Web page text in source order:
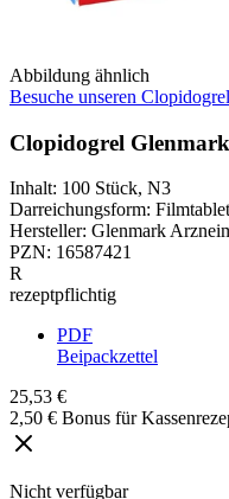
Abbildung ähnlich
Besuche unseren
Clopidogrel
Inhalt: 100 Stück, N3
Darreichungsform:
Hersteller: Glenmark
PZN: 16587421
R
rezeptpflichtig
PDF
Beipackzettel
25,53 €
2,50 € Bonus für
Nicht verfügbar